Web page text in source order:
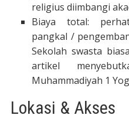
religius diimbangi
Biaya total:
pangkal /
Sekolah swasta
artikel
Muhammadiyah 1
Lokasi & Akses